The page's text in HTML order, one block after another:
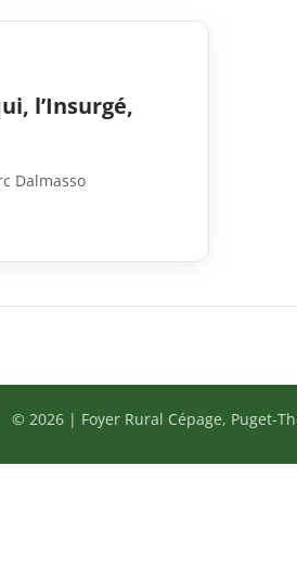
l’Insurgé,
Dalmasso
© 2026 | Foyer Rural Cépage, Puget-